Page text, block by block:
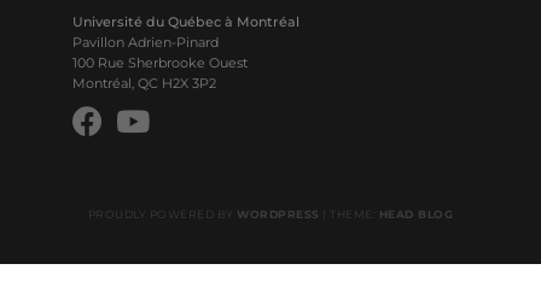
Université du Québec à Montréal
Pavillon Adrien-Pinard
100 Rue Sherbrooke Ouest
Montréal, QC H2X 3P2
PROUDLY POWERED BY WORDPRESS THEME: HEAD BLOG